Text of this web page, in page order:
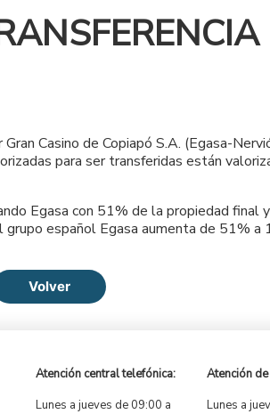
Casino de Copiapó S.A. (Egasa-
para ser transferidas están
Egasa con 51% de la propiedad
español Egasa aumenta de 51% a
Volver
Atención central telefónica:
Lunes a jueves de 09:00 a
Atención
Lunes a